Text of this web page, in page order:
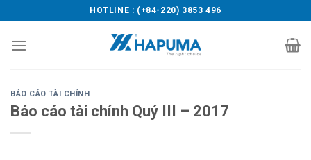
to
content
HOTLINE : (+84-220) 3853 496
BÁO CÁO TÀI CHÍNH
Báo cáo tài chính Quý III – 2017